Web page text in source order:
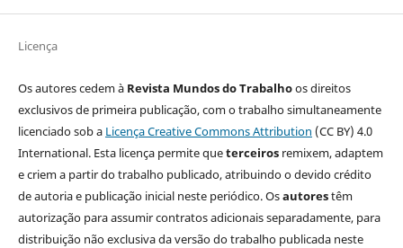
Licença
Os autores cedem à Revista Mundos do Trabalhoos direitos
exclusivos de primeira publicação, com o trabalho simultaneamente
licenciado sob a Licença Creative Commons Attribution (CC BY) 4.0
International. Esta licença permite queterceirosremixem, adaptem
e criem a partir do trabalho publicado, atribuindo o devido crédito
de autoria e publicação inicial neste periódico. Osautorestêm
autorização para assumir contratos adicionais separadamente, para
distribuição não exclusiva da versão do trabalho publicada neste